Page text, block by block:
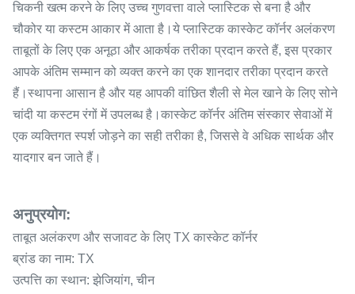
चिकनी खत्म करने के लिए उच्च गुणवत्ता वाले प्लास्टिक से बना है और
चौकोर या कस्टम आकार में आता है।ये प्लास्टिक कास्केट कॉर्नर अलंकरण
ताबूतों के लिए एक अनूठा और आकर्षक तरीका प्रदान करते हैं, इस प्रकार
आपके अंतिम सम्मान को व्यक्त करने का एक शानदार तरीका प्रदान करते
हैं।स्थापना आसान है और यह आपकी वांछित शैली से मेल खाने के लिए सोने
चांदी या कस्टम रंगों में उपलब्ध है।कास्केट कॉर्नर अंतिम संस्कार सेवाओं में
एक व्यक्तिगत स्पर्श जोड़ने का सही तरीका है, जिससे वे अधिक सार्थक और
यादगार बन जाते हैं।
अनुप्रयोग:
ताबूत अलंकरण और सजावट के लिए TX कास्केट कॉर्नर
ब्रांड का नाम: TX
उत्पत्ति का स्थान: झेजियांग, चीन